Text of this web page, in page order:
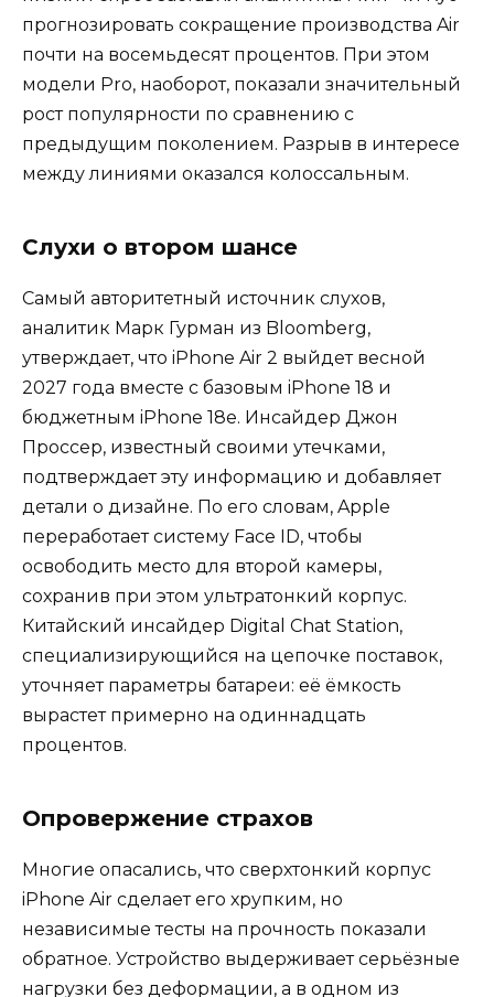
прогнозировать сокращение производства Air
почти на восемьдесят процентов. При этом
модели Pro, наоборот, показали значительный
рост популярности по сравнению с
предыдущим поколением. Разрыв в интересе
между линиями оказался колоссальным.
Слухи о втором шансе
Самый авторитетный источник слухов,
аналитик Марк Гурман из Bloomberg,
утверждает, что iPhone Air 2 выйдет весной
2027 года вместе с базовым iPhone 18 и
бюджетным iPhone 18e. Инсайдер Джон
Проссер, известный своими утечками,
подтверждает эту информацию и добавляет
детали о дизайне. По его словам, Apple
переработает систему Face ID, чтобы
освободить место для второй камеры,
сохранив при этом ультратонкий корпус.
Китайский инсайдер Digital Chat Station,
специализирующийся на цепочке поставок,
уточняет параметры батареи: её ёмкость
вырастет примерно на одиннадцать
процентов.
Опровержение страхов
Многие опасались, что сверхтонкий корпус
iPhone Air сделает его хрупким, но
независимые тесты на прочность показали
обратное. Устройство выдерживает серьёзные
нагрузки без деформации, а в одном из